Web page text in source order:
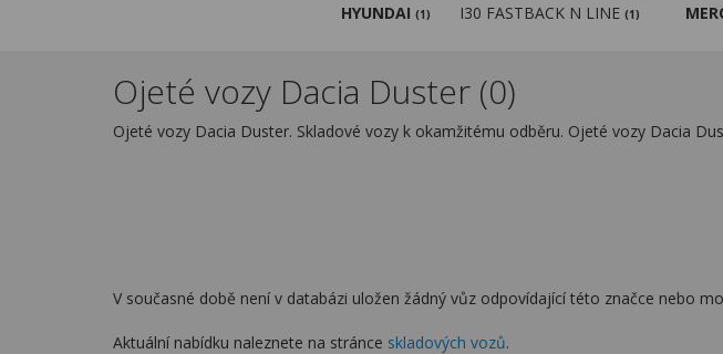
HYUNDAI (1) I30 FASTBACK N LINE (1)
Ojeté vozy Dacia Duster (0)
Ojeté vozy Dacia Duster. Skladové vozy k okamžitému odběru. Ojeté vozy Dacia
V současné době není v databázi uložen žádný vůz odpovídající této značce nebo
Aktuální nabídku naleznete na stránce skladových vozů.